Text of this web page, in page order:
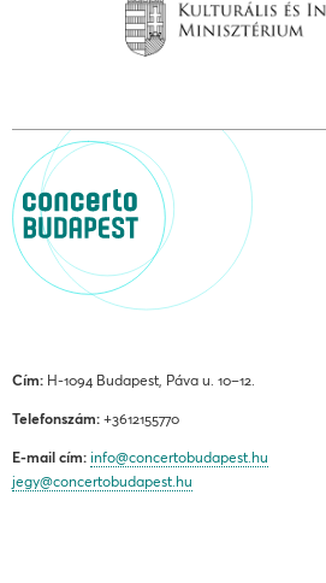
Cím: H-1094 Budapest, Páva u. 10–12.
Telefonszám: +3612155770
E-mail cím: info@concertobudapest.hu
jegy@concertobudapest.hu